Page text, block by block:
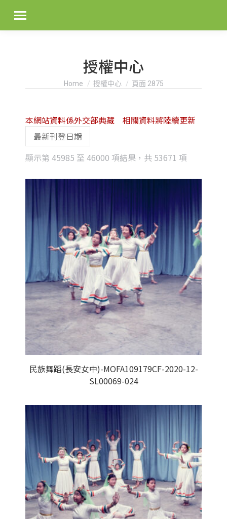
授權中心
You are here:
Home 授權中心 頁面 2875
顯示第 45985 至 46000 項結果，共 53671 項
latest
本網站資料係外交部典藏 相關資料將陸續更新
民族舞蹈(長安女中)-MOFA109179CF-2020-12-
SL00069-024